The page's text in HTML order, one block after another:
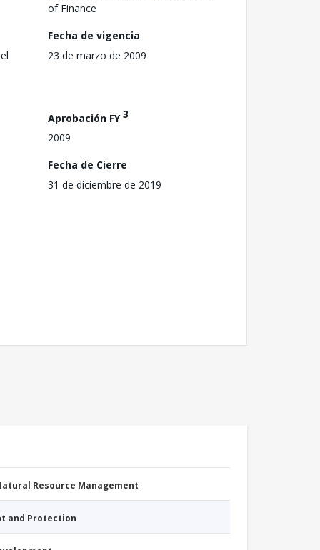
of Finance
Fecha de vigencia
23 de marzo de 2009
Aprobación FY3
2009
Fecha de Cierre
31 de diciembre de 2019
Resource Management
and Protection